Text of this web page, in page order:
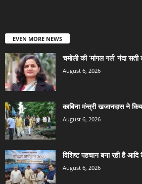
EVEN MORE NEWS
चमोली की ‘मांगल गर्ल’ नंदा
August 6, 2026
काबिना मंन्त्री खजानदास ने
August 6, 2026
विशिष्ट पहचान बना रही है
August 6, 2026